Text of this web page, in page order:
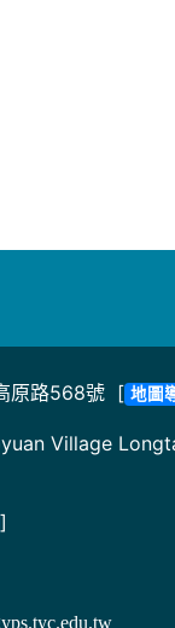
原路568號 [ 地圖
Village
]